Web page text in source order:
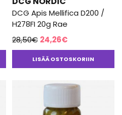
DCG Apis Mellifica D200 /
H278FI 20g Rae
28,50€ Alkuperäinen
hinta
oli:
24,26€Nykyinen
hinta
on:
LISÄÄ OSTOSKORIIN